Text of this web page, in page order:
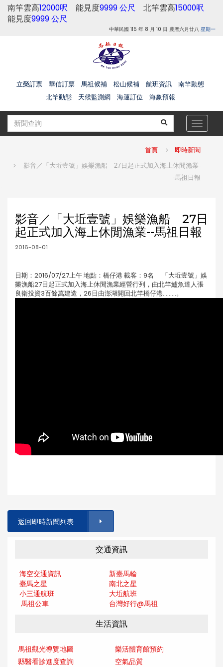
南竿雲高12000呎 能見度9999 公尺 北竿雲高15000呎
能見度9999 公尺
中華民國 115 年 8 月 10 日 農曆六月廿八 星期一
立榮訂票 華信訂票 馬祖候補 松山候補 航班資訊
南竿動態
北竿動態
天候監測網 海運訂位 海象預報
Toggle
首頁 即時新聞
影音／「大坵壹號」娛樂漁船 27日起正式加入海上休閒漁業-
-馬祖日報
影音／「大坵壹號」娛樂漁船 27日
起正式加入海上休閒漁業--馬祖日報
2016-08-01
日期：2016/07/27上午 地點：橋仔港 載客：9名 「大坵壹號」娛
樂漁船27日起正式加入海上休閒漁業經營行列，由北竿鱸魚達人張
良衛投資3百餘萬建造，26日由澎湖開回北竿橋仔港.........。
返回即時新聞列表
交通資訊
海空交通資訊
新臺馬輪
臺馬之星
南北之星
小三通航班
大坵航班
馬祖公車
台灣好行@馬祖
生活資訊
馬祖觀光導覽地圖
樂活體育館預約
縣醫看診進度查詢
空氣品質